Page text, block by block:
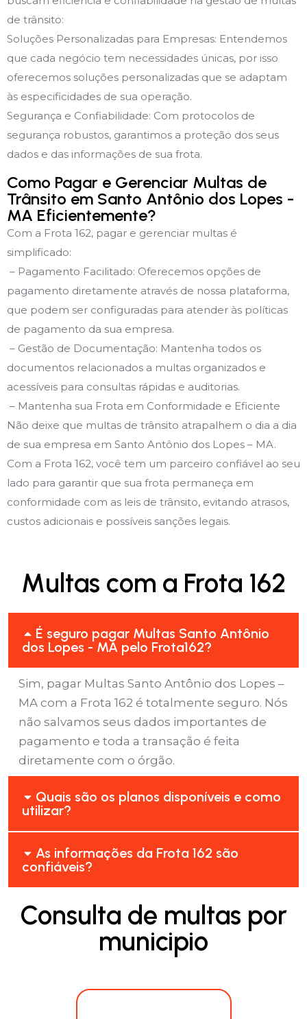
de trânsito:
Soluções Personalizadas para Empresas: Entendemos
que cada negócio tem necessidades únicas, por isso
oferecemos soluções personalizadas que se adaptam
às especificidades de sua operação.
Segurança e Confiabilidade: Com protocolos de
segurança robustos, garantimos a proteção dos seus
dados e das informações de sua frota.
Como Pagar e Gerenciar Multas de
Trânsito em Santo Antônio dos Lopes -
MA Eficientemente?
Com a Frota 162, pagar e gerenciar multas é
simplificado:
– Pagamento Facilitado: Oferecemos opções de
pagamento diretamente através de nossa plataforma,
que podem ser configuradas para atender às políticas
de pagamento da sua empresa.
– Gestão de Documentação: Mantenha todos os
documentos relacionados a multas organizados e
acessíveis para consultas rápidas e auditorias.
– Mantenha sua Frota em Conformidade e Eficiente
Não deixe que multas de trânsito atrapalhem o dia a dia
de sua empresa em Santo Antônio dos Lopes – MA.
Com a Frota 162, você tem um parceiro confiável ao seu
lado para garantir que sua frota permaneça em
conformidade com as leis de trânsito, evitando atrasos,
custos adicionais e possíveis sanções legais.
Multas com a Frota 162
É seguro pagar Multas Santo Antônio
dos Lopes - MA pelo Frota162?
Sim, pagar Multas Santo Antônio dos Lopes –
MA com a Frota 162 é totalmente seguro. Nós
não salvamos seus dados importantes de
pagamento e toda a transação é feita
diretamente com o órgão.
Quais são os planos disponíveis e como
utilizar?
As informações da Frota 162 são
confiáveis?
Consulta de multas por
municipio